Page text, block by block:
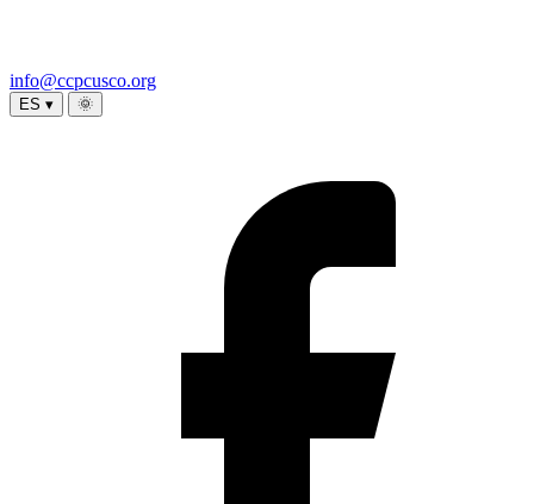
info@ccpcusco.org
ES ▾ 🌞